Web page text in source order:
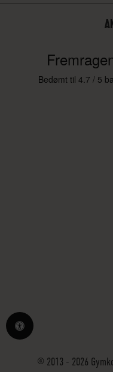
© 2013 - 2026